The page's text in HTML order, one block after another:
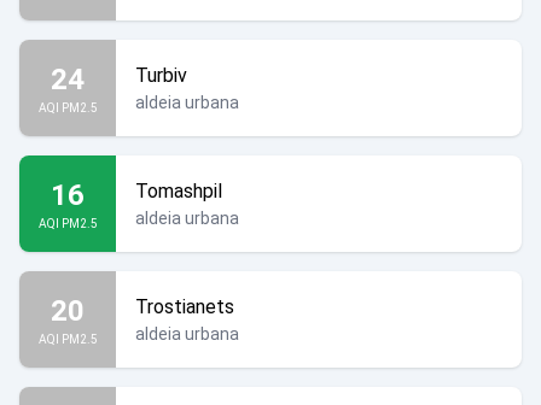
24
AQI PM2.5
Turbiv
aldeia urbana
16
AQI PM2.5
Tomashpil
aldeia urbana
20
AQI PM2.5
Trostianets
aldeia urbana